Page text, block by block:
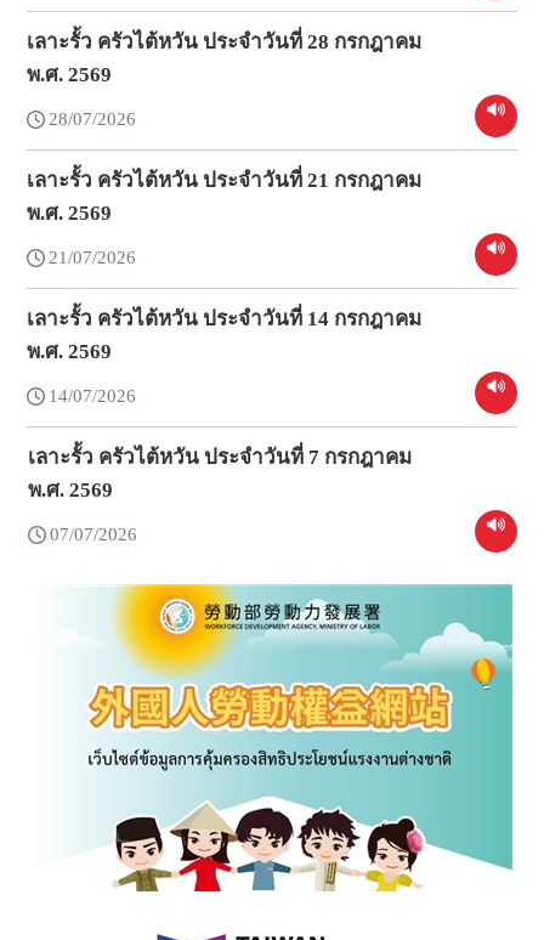
เลาะรั้ว ครัวไต้หวัน ประจำวันที่ 28 กรกฎาคม
พ.ศ. 2569
28/07/2026
เลาะรั้ว ครัวไต้หวัน ประจำวันที่ 21 กรกฎาคม
พ.ศ. 2569
21/07/2026
เลาะรั้ว ครัวไต้หวัน ประจำวันที่ 14 กรกฎาคม
พ.ศ. 2569
14/07/2026
เลาะรั้ว ครัวไต้หวัน ประจำวันที่ 7 กรกฎาคม
พ.ศ. 2569
07/07/2026